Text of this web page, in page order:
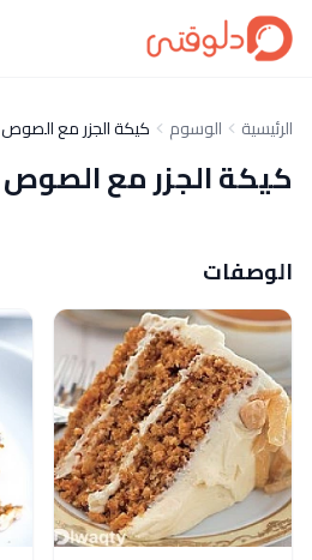
الرئيسية الوسوم كيكة الجزر مع الصوص
كيكة الجزر مع الصوص
الوصفات